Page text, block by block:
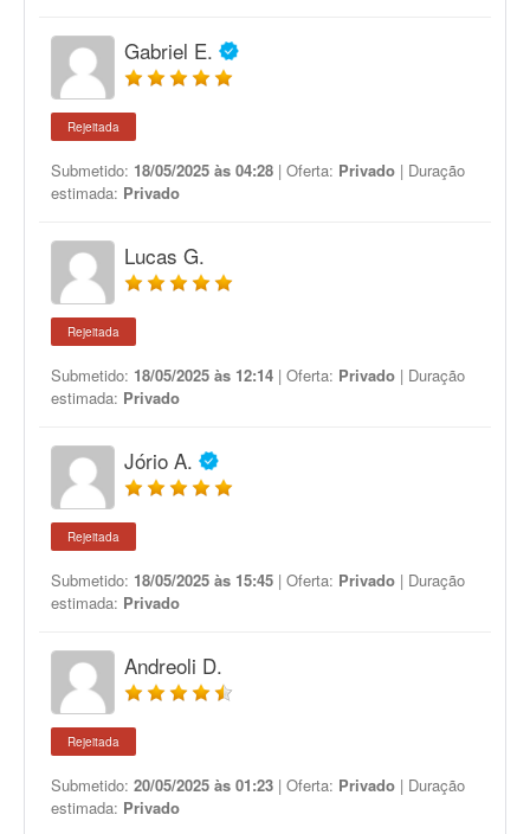
Gabriel E.
Rejeitada
Submetido: 18/05/2025 às 04:28 | Oferta: Privado | Duração
estimada: Privado
Lucas G.
Rejeitada
Submetido: 18/05/2025 às 12:14 | Oferta: Privado | Duração
estimada: Privado
Jório A.
Rejeitada
Submetido: 18/05/2025 às 15:45 | Oferta: Privado | Duração
estimada: Privado
Andreoli D.
Rejeitada
Submetido: 20/05/2025 às 01:23 | Oferta: Privado | Duração
estimada: Privado